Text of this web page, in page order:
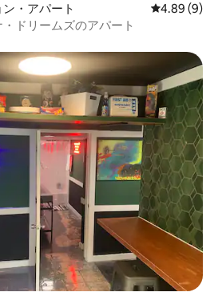
・アパート レビュー9件
4.89 (9)
ドリームズのアパート